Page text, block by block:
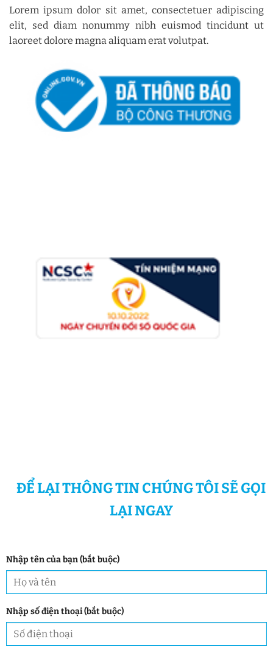
Lorem ipsum dolor sit amet, consectetuer adipiscing
elit, sed diam nonummy nibh euismod tincidunt ut
laoreet dolore magna aliquam erat volutpat.
ĐỂ LẠI THÔNG TIN CHÚNG TÔI SẼ GỌI
LẠI NGAY
Nhập tên của bạn (bắt buộc)
Nhập số điện thoại (bắt buộc)